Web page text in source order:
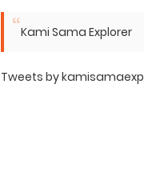
Kami Sama Explorer
Tweets by kamisamaexp